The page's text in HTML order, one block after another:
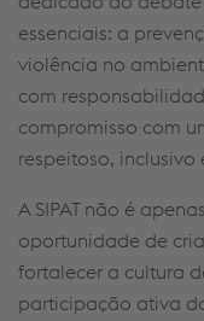
essenciais: a
violência no
com
compromisso com
respeitoso,
A SIPAT não é
oportunidade de
fortalecer a cultura
participação ativa